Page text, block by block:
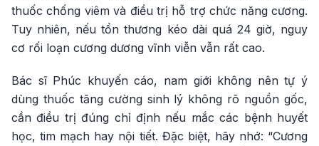
thuốc chống viêm và điều trị hỗ trợ chức năng cương.
Tuy nhiên, nếu tổn thương kéo dài quá 24 giờ, nguy
cơ rối loạn cương dương vĩnh viễn vẫn rất cao.
Bác sĩ Phúc khuyến cáo, nam giới không nên tự ý
dùng thuốc tăng cường sinh lý không rõ nguồn gốc,
cần điều trị đúng chỉ định nếu mắc các bệnh huyết
học, tim mạch hay nội tiết. Đặc biệt, hãy nhớ: “Cương